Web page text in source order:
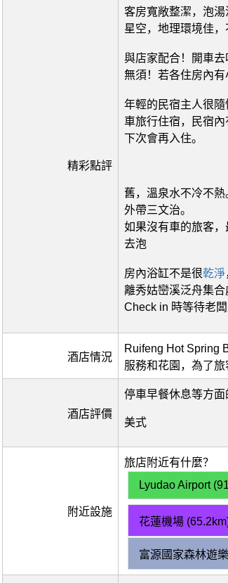
精彩點評
客房寬敞整潔，泡
星空，地理環境佳
與店家配合！開車去
無須！若各住房內有
年輕的民宿主人很
車旅行住宿，民宿
下次會再入住。
舊，溫泉水不冷不熱
外帶三文治。
如果沒有車的旅客，
去泡
房內浴缸不是很乾淨
離秀姑巒溪泛舟集合
Check in 時等待老
酒店情況
Ruifeng Hot Spring
服務和花園，為了旅
酒店評價
停車早餐休息等方面
美式
附近設施
旅店附近有什麼？
Lyudao Airport
花蓮機場
富源國家森林遊